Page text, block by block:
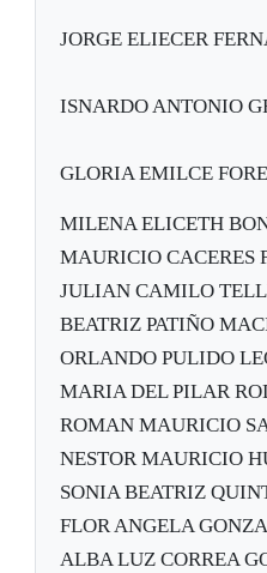
JORGE ELIECER
ISNARDO ANTONIO
GLORIA EMILCE
MILENA ELICETH
MAURICIO CACERES
JULIAN CAMILO
BEATRIZ PATIÑO
ORLANDO PULIDO
MARIA DEL PILAR
ROMAN MAURICIO
NESTOR MAURICIO
SONIA BEATRIZ
FLOR ANGELA
ALBA LUZ CORREA